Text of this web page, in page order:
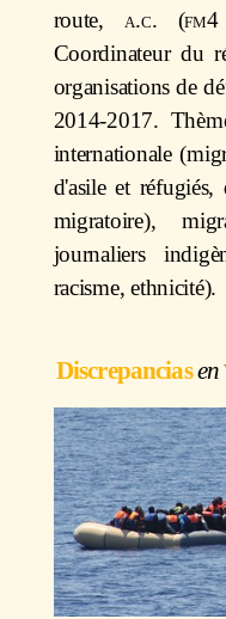
route, a.c. (fm4
Coordinateur du
organisations de
2014-2017.
internationale
d'asile et
migratoire),
journaliers
racisme, ethnicité).
Discrepancias